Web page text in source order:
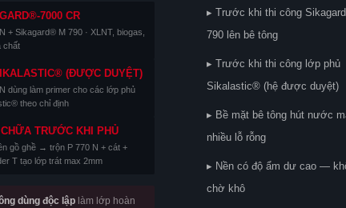
7000 CR
+ Sikagard® M 790 · XLNT, biogas,
chất
(ĐƯỢC DUYỆT)
dùng làm primer cho các lớp phủ
theo chỉ định
TRƯỚC KHI PHỦ
gồ ghề → trộn P 770 N + cát +
T tạo lớp trát max 2mm
dùng độc lập làm lớp hoàn
▸ Trước khi thi công
790 lên bê tông
▸ Trước khi thi công lớp phủ
Sikalastic® (hệ được duyệt)
▸ Bề mặt bê tông hút nước
nhiều lỗ rỗng
▸ Nền có độ ẩm dư cao —
chờ khô